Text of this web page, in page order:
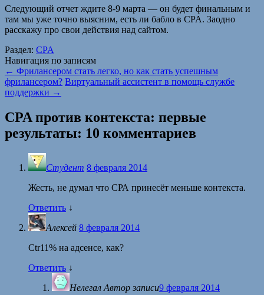
Следующий отчет ждите 8-9 марта — он будет финальным и
там мы уже точно выясним, есть ли бабло в CPA. Заодно
расскажу про свои действия над сайтом.
Раздел: CPA
Навигация по записям
← Фрилансером стать легко, но как стать успешным
фрилансером? Виртуальный ассистент в помощь службе
поддержки →
CPA против контекста: первые
результаты: 10 комментариев
Студент 8 февраля 2014
Жесть, не думал что СРА принесёт меньше контекста.
Ответить ↓
Алексей 8 февраля 2014
Ctr11% на адсенсе, как?
Ответить ↓
Нелегал Автор записи9 февраля 2014